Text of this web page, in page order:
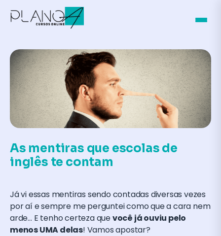
As mentiras que escolas de
inglês te contam
Já vi essas mentiras sendo contadas diversas vezes
por aí e sempre me perguntei como que a cara nem
arde… E tenho certeza quevocê já ouviu pelo
menos UMA delas! Vamos apostar?